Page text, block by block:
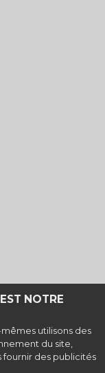
NOTRE
utilisons des
du site,
des publicités
Haut de page